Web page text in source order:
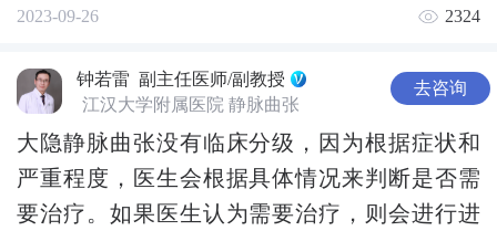
2023-09-26 2324
钟若雷 副主任医师/副教授
去咨询
江汉大学附属医院 静脉曲张
大隐静脉曲张没有临床分级，因为根据症状和
严重程度，医生会根据具体情况来判断是否需
要治疗。如果医生认为需要治疗，则会进行进